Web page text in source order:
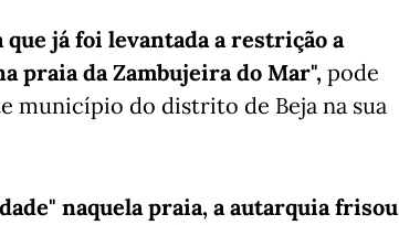
já foi levantada a restrição a
praia da Zambujeira do Mar", pode
município do distrito de Beja na sua
naquela praia, a autarquia frisou